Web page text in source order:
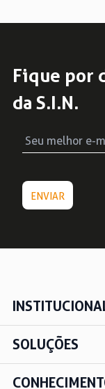
Fique por
da S.I.N.
SOLUÇÕES